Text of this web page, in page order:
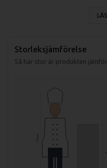
Bruttovikt (inkl emballage):
Storleksjämförelse
Så här stor är produkten
175 cm